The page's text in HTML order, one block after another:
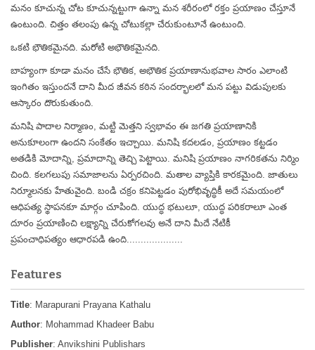
మనం కూచున్న చోట కూచున్నట్టుగా ఉన్నా మన శరీరంలో రక్తం ప్రయాణం చేస్తూనే
ఉంటుంది. చిత్తం తలంపు ఉన్న చోటుకల్లా చేరుకుంటూనే ఉంటుంది.
ఒకటి భౌతికమైనది. మరోటి అభౌతికమైనది.
బాహ్యంగా కూడా మనం చేసే భౌతిక, అభౌతిక ప్రయాణానుభవాల సారం ఎలాంటి
ఇంగితం ఇస్తుందనే దాని మీద జీవన కఠిన సందర్భాలలో మన పట్టు విడుపులకు
ఆస్కారం దొరుకుతుంది.
మనిషి పాదాల నిర్మాణం, మట్టి మెత్తని స్వభావం ఈ జగతి ప్రయాణానికి
అనుకూలంగా ఉందని సంకేతం ఇచ్చాయి. మనిషి కదలడం, ప్రయాణం కట్టడం
అతడికి మోదాన్ని, ప్రమాదాన్ని తెచ్చి పెట్టాయి. మనిషి ప్రయాణం నాగరికతను నిర్మిం
చింది. కలగలుపు సమాజాలను ఏర్పరచింది. మతాల వ్యాప్తికి కారకమైంది. జాతులు
నిర్మూలనకు హేతువైంది. బండి చక్రం కనిపెట్టడం పురోభివృద్ధికీ అదే సమయంలో
ఆధిపత్య స్థాపనకూ మార్గం చూపింది. యుద్ధ భటులూ, యుద్ధ పరికరాలూ ఎంత
దూరం ప్రయాణించి లక్ష్యాన్ని చేరుకోగలవు అనే దాని మీదే నేటికీ
ప్రపంచాధిపత్యం ఆధారపడి ఉంది....................
Features
Title: Marapurani Prayana Kathalu
Author: Mohammad Khadeer Babu
Publisher: Anvikshini Publishars